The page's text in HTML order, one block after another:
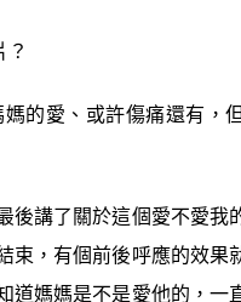
？
的愛、或許傷痛還有，
講了關於這個愛不愛我
束，有個前後呼應的效果
道媽媽是不是愛他的，一